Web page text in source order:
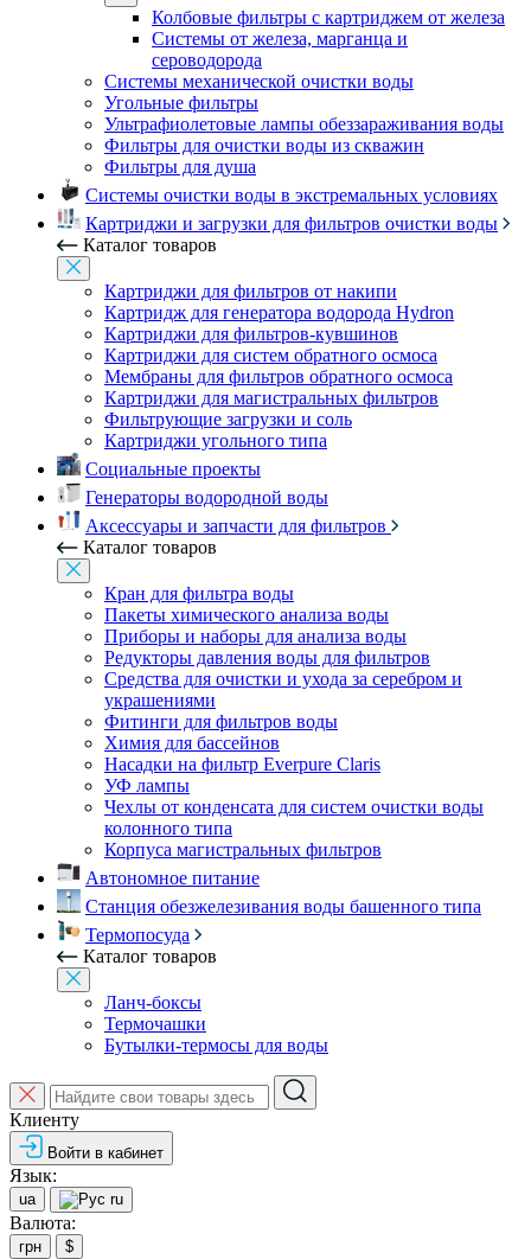
Колбовые фильтры с картриджем от железа
Системы от железа, марганца и
сероводорода
Системы механической очистки воды
Угольные фильтры
Ультрафиолетовые лампы обеззараживания воды
Фильтры для очистки воды из скважин
Фильтры для душа
Системы очистки воды в экстремальных условиях
Картриджи и загрузки для фильтров очистки воды
Каталог товаров
Картриджи для фильтров от накипи
Картридж для генератора водорода Hydron
Картриджи для фильтров-кувшинов
Картриджи для систем обратного осмоса
Мембраны для фильтров обратного осмоса
Картриджи для магистральных фильтров
Фильтрующие загрузки и соль
Картриджи угольного типа
Социальные проекты
Генераторы водородной воды
Аксессуары и запчасти для фильтров
Каталог товаров
Кран для фильтра воды
Пакеты химического анализа воды
Приборы и наборы для анализа воды
Редукторы давления воды для фильтров
Средства для очистки и ухода за серебром и
украшениями
Фитинги для фильтров воды
Химия для бассейнов
Насадки на фильтр Everpure Claris
УФ лампы
Чехлы от конденсата для систем очистки воды
колонного типа
Корпуса магистральных фильтров
Автономное питание
Станция обезжелезивания воды башенного типа
Термопосуда
Каталог товаров
Ланч-боксы
Термочашки
Бутылки-термосы для воды
Клиенту
Войти в кабинет
Язык:
ua ru
Валюта:
грн $